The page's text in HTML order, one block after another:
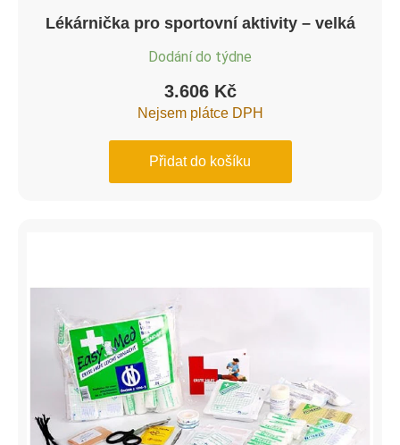
Lékárnička pro sportovní aktivity – velká
Dodání do týdne
3.606 Kč
Nejsem plátce DPH
Přidat do košíku